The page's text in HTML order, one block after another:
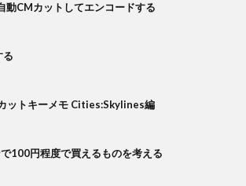
CMカットしてエンコードする
る
ットキーメモ Cities:Skylines編
100円程度で買えるものを考える